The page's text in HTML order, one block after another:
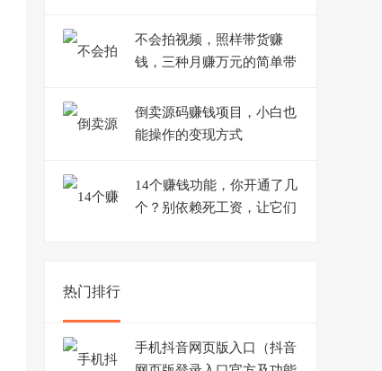
不会拍视频，照样带货赚
钱，三种月赚万元的简单带
倒卖源码赚钱项目，小白也
能操作的变现方式
14个赚钱功能，你开通了几
个？别依赖死工资，让它们
热门排行
手机抖音网页版入口（抖音